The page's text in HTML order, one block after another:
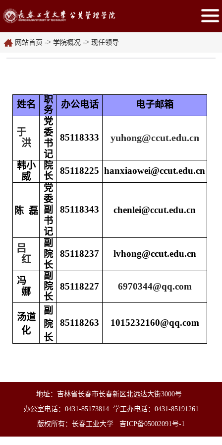
网站首页 -> 学院概况 -> 现任领导
姓名
职
务
办公电话 电子邮箱
于
洪
党
委
书
记
85118333 yuhong@ccut.edu.cn
韩小
威
院
长
85118225 hanxiaowei@ccut.edu.cn
陈 磊
党
委
副
书
记
85118343 chenlei@ccut.edu.cn
吕
红
副
院
长
85118237 lvhong@ccut.edu.cn
冯
娜
副
院
长
85118227 6970344@qq.com
汤道
化
副
院
长
85118263 1015232160@qq.com
地址：吉林省长春市长春新区北远达大街3000号
办公室电话：0431-85173814 学工办电话：0431-85191261
版权所有：长春工业大学 吉ICP备05002091号-1